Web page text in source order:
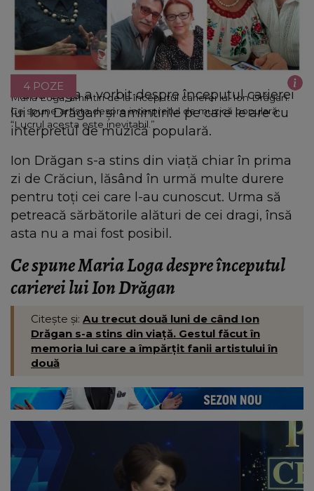
Maria Loga, amintiri de la începutul carierei lui Ion Drăgan.
Ce spune artista despre interpretul de muzică populară:
“Lucrul acesta este inevitabil.”
4 POZE
Maria Loga a vorbit despre începutul carierei
lui Ion Drăgan și amintirile pe care le are cu
interpretul de muzică populară.
Ion Drăgan s-a stins din viață chiar în prima
zi de Crăciun, lăsând în urmă multe durere
pentru toți cei care l-au cunoscut. Urma să
petreacă sărbătorile alături de cei dragi, însă
asta nu a mai fost posibil.
Ce spune Maria Loga despre începutul
carierei lui Ion Drăgan
Citește și: Au trecut două luni de când Ion
Drăgan s-a stins din viață. Gestul făcut în
memoria lui care a împărțit fanii artistului în
două